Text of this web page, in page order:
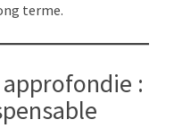
terme.
: